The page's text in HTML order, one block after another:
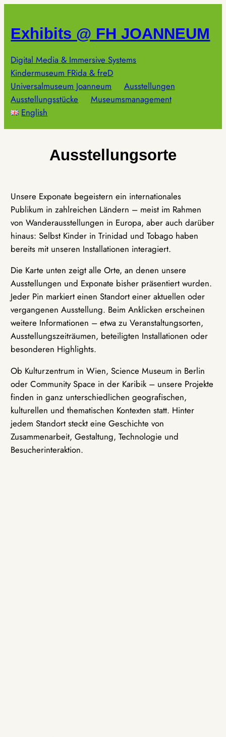
springen
Exhibits @ FH JOANNEUM
Digital Media & Immersive Systems
Kindermuseum FRida & freD
Universalmuseum Joanneum
Ausstellungen
Ausstellungsstücke
Museumsmanagement
English
Ausstellungsorte
Unsere Exponate begeistern ein internationales
Publikum in zahlreichen Ländern – meist im Rahmen
von Wanderausstellungen in Europa, aber auch darüber
hinaus: Selbst Kinder in Trinidad und Tobago haben
bereits mit unseren Installationen interagiert.
Die Karte unten zeigt alle Orte, an denen unsere
Ausstellungen und Exponate bisher präsentiert wurden.
Jeder Pin markiert einen Standort einer aktuellen oder
vergangenen Ausstellung. Beim Anklicken erscheinen
weitere Informationen – etwa zu Veranstaltungsorten,
Ausstellungszeiträumen, beteiligten Installationen oder
besonderen Highlights.
Ob Kulturzentrum in Wien, Science Museum in Berlin
oder Community Space in der Karibik – unsere Projekte
finden in ganz unterschiedlichen geografischen,
kulturellen und thematischen Kontexten statt. Hinter
jedem Standort steckt eine Geschichte von
Zusammenarbeit, Gestaltung, Technologie und
Besucherinteraktion.